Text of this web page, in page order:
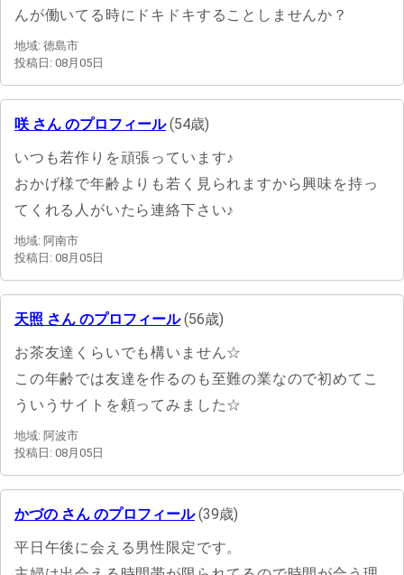
んが働いてる時にドキドキすることしませんか？
地域: 徳島市
投稿日: 08月05日
咲 さん のプロフィール(54歳)
いつも若作りを頑張っています♪
おかげ様で年齢よりも若く見られますから興味を持っ
てくれる人がいたら連絡下さい♪
地域: 阿南市
投稿日: 08月05日
天照 さん のプロフィール(56歳)
お茶友達くらいでも構いません☆
この年齢では友達を作るのも至難の業なので初めてこ
ういうサイトを頼ってみました☆
地域: 阿波市
投稿日: 08月05日
かづの さん のプロフィール(39歳)
平日午後に会える男性限定です。